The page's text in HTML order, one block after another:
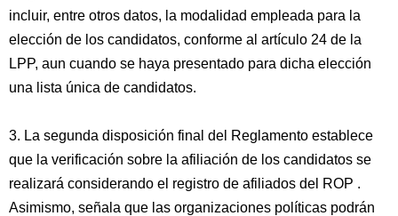
incluir, entre otros datos, la modalidad empleada para la
elección de los candidatos, conforme al artículo 24 de la
LPP, aun cuando se haya presentado para dicha elección
una lista única de candidatos.
3. La segunda disposición final del Reglamento establece
que la verificación sobre la afiliación de los candidatos se
realizará considerando el registro de afiliados del ROP .
Asimismo, señala que las organizaciones políticas podrán